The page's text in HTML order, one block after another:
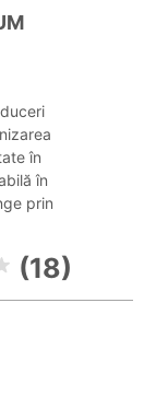
în
în
prin
(18)